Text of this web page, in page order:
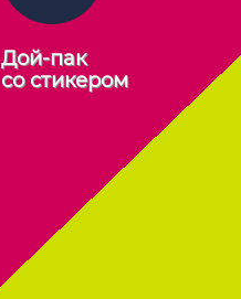
Дой-пак
со стикером